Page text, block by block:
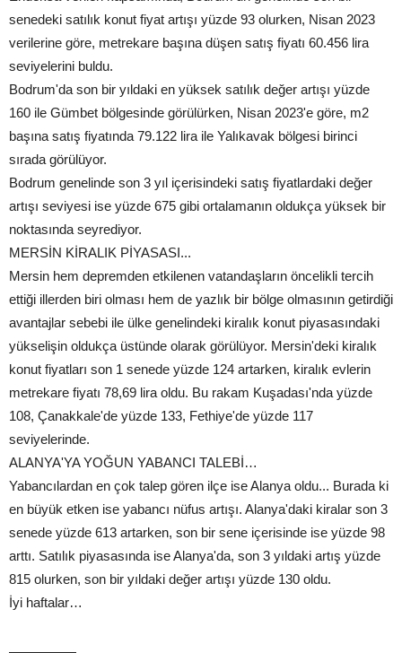
senedeki satılık konut fiyat artışı yüzde 93 olurken, Nisan 2023
verilerine göre, metrekare başına düşen satış fiyatı 60.456 lira
seviyelerini buldu.
Bodrum'da son bir yıldaki en yüksek satılık değer artışı yüzde
160 ile Gümbet bölgesinde görülürken, Nisan 2023'e göre, m2
başına satış fiyatında 79.122 lira ile Yalıkavak bölgesi birinci
sırada görülüyor.
Bodrum genelinde son 3 yıl içerisindeki satış fiyatlardaki değer
artışı seviyesi ise yüzde 675 gibi ortalamanın oldukça yüksek bir
noktasında seyrediyor.
MERSİN KİRALIK PİYASASI...
Mersin hem depremden etkilenen vatandaşların öncelikli tercih
ettiği illerden biri olması hem de yazlık bir bölge olmasının getirdiği
avantajlar sebebi ile ülke genelindeki kiralık konut piyasasındaki
yükselişin oldukça üstünde olarak görülüyor. Mersin'deki kiralık
konut fiyatları son 1 senede yüzde 124 artarken, kiralık evlerin
metrekare fiyatı 78,69 lira oldu. Bu rakam Kuşadası'nda yüzde
108, Çanakkale'de yüzde 133, Fethiye'de yüzde 117
seviyelerinde.
ALANYA'YA YOĞUN YABANCI TALEBİ…
Yabancılardan en çok talep gören ilçe ise Alanya oldu... Burada ki
en büyük etken ise yabancı nüfus artışı. Alanya'daki kiralar son 3
senede yüzde 613 artarken, son bir sene içerisinde ise yüzde 98
arttı. Satılık piyasasında ise Alanya'da, son 3 yıldaki artış yüzde
815 olurken, son bir yıldaki değer artışı yüzde 130 oldu.
İyi haftalar…